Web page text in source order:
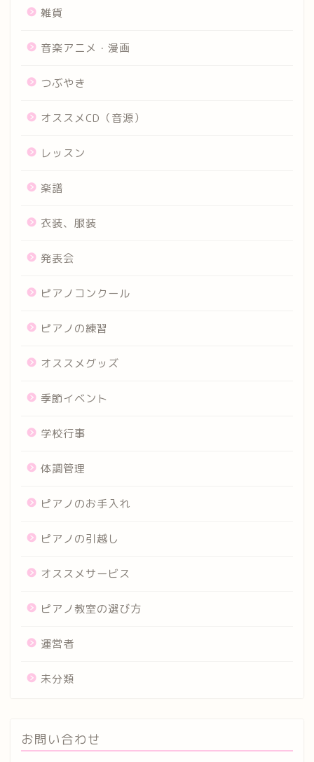
雑貨
音楽アニメ・漫画
つぶやき
オススメCD（音源）
レッスン
楽譜
衣装、服装
発表会
ピアノコンクール
ピアノの練習
オススメグッズ
季節イベント
学校行事
体調管理
ピアノのお手入れ
ピアノの引越し
オススメサービス
ピアノ教室の選び方
運営者
未分類
お問い合わせ